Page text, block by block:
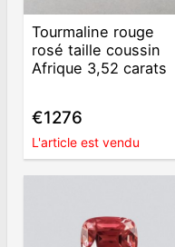
Tourmaline rouge
rosé taille coussin
Afrique 3,52 carats
€1276
L'article est vendu